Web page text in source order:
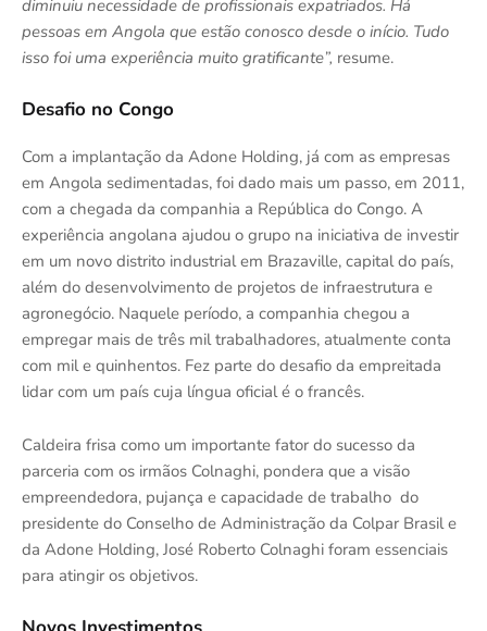
diminuiu necessidade de profissionais expatriados. Há
pessoas em Angola que estão conosco desde o início. Tudo
isso foi uma experiência muito gratificante”, resume.
Desafio no Congo
Com a implantação da Adone Holding, já com as empresas
em Angola sedimentadas, foi dado mais um passo, em 2011,
com a chegada da companhia a República do Congo. A
experiência angolana ajudou o grupo na iniciativa de investir
em um novo distrito industrial em Brazaville, capital do país,
além do desenvolvimento de projetos de infraestrutura e
agronegócio. Naquele período, a companhia chegou a
empregar mais de três mil trabalhadores, atualmente conta
com mil e quinhentos. Fez parte do desafio da empreitada
lidar com um país cuja língua oficial é o francês.
Caldeira frisa como um importante fator do sucesso da
parceria com os irmãos Colnaghi, pondera que a visão
empreendedora, pujança e capacidade de trabalho do
presidente do Conselho de Administração da Colpar Brasil e
da Adone Holding, José Roberto Colnaghi foram essenciais
para atingir os objetivos.